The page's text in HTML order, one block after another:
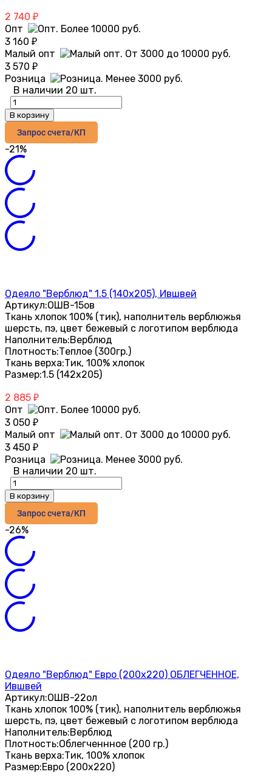
2 740 ₽
Опт
3 160 ₽
Малый опт
3 570 ₽
Розница
В наличии 20 шт.
В корзину
Запрос счета/КП
-21%
Одеяло "Верблюд" 1.5 (140х205), Ившвей
Артикул:ОШВ-15ов
Ткань хлопок 100% (тик), наполнитель верблюжья
шерсть, пэ, цвет бежевый с логотипом верблюда
Наполнитель:Верблюд
Плотность:Теплое (300гр.)
Ткань верха:Тик, 100% хлопок
Размер:1.5 (142х205)
2 885 ₽
Опт
3 050 ₽
Малый опт
3 450 ₽
Розница
В наличии 20 шт.
В корзину
Запрос счета/КП
-26%
Одеяло "Верблюд" Евро (200х220) ОБЛЕГЧЕННОЕ,
Ившвей
Артикул:ОШВ-22ол
Ткань хлопок 100% (тик), наполнитель верблюжья
шерсть, пэ, цвет бежевый с логотипом верблюда
Наполнитель:Верблюд
Плотность:Облегченнное (200 гр.)
Ткань верха:Тик, 100% хлопок
Размер:Евро (200х220)